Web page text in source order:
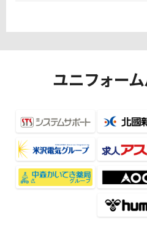
ユニフォー